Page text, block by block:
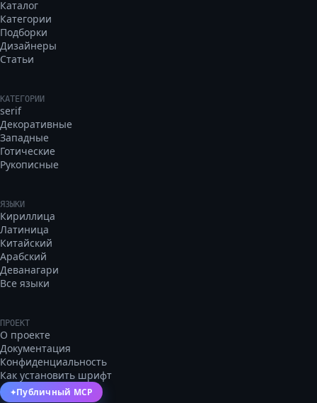
Каталог
Категории
Подборки
Дизайнеры
Статьи
КАТЕГОРИИ
serif
Декоративные
Западные
Готические
Рукописные
ЯЗЫКИ
Кириллица
Латиница
Китайский
Арабский
Деванагари
Все языки
ПРОЕКТ
О проекте
Документация
Конфиденциальность
Как установить шрифт
✦Публичный MCP